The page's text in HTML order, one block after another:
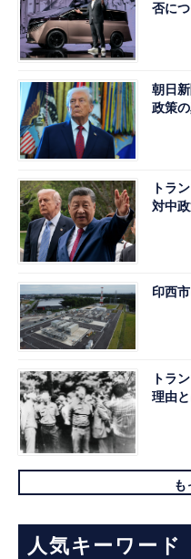
否に
朝日
政策
トラ
対中
印西
トラ
理由
も
人気キーワード